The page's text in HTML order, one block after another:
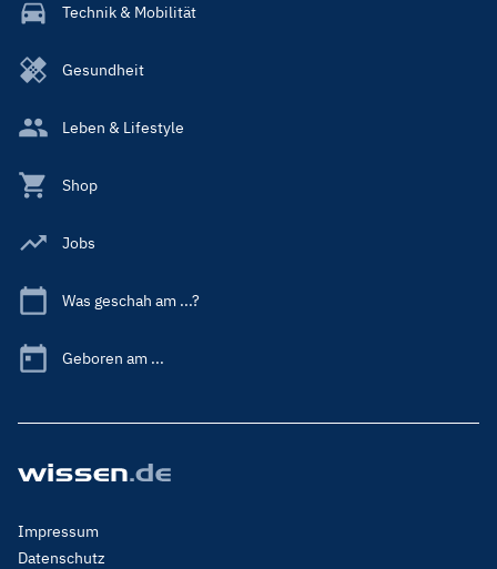
Technik & Mobilität
Gesundheit
Leben & Lifestyle
Shop
Jobs
Was geschah am ...?
Geboren am ...
Footer
Menu
Impressum
Datenschutz